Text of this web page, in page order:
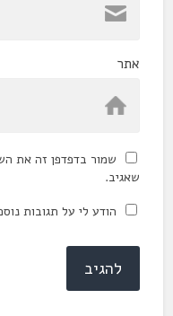
אתר
שמור בדפדפן זה את
שאגיב.
הודע לי על תגובות